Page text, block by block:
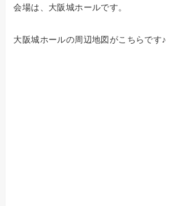
会場は、大阪城ホールです。
大阪城ホールの周辺地図がこちらです♪